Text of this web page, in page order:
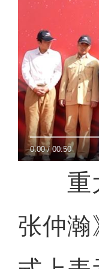
0:00/00:50
重大
张仲瀚